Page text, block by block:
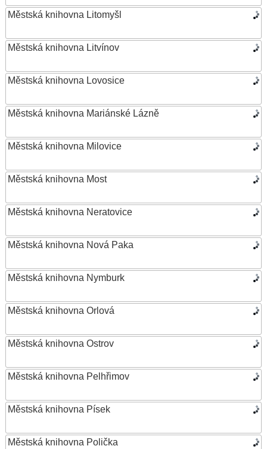
Městská knihovna Litomyšl
Městská knihovna Litvínov
Městská knihovna Lovosice
Městská knihovna Mariánské Lázně
Městská knihovna Milovice
Městská knihovna Most
Městská knihovna Neratovice
Městská knihovna Nová Paka
Městská knihovna Nymburk
Městská knihovna Orlová
Městská knihovna Ostrov
Městská knihovna Pelhřimov
Městská knihovna Písek
Městská knihovna Polička